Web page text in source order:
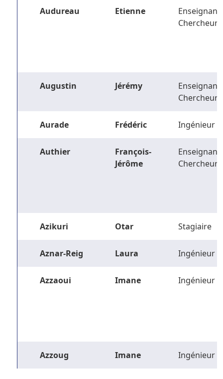
Audureau Etienne
Enseignant-
Chercheur
Augustin Jérémy
Enseignant-
Chercheur
Aurade Frédéric Ingénieur
Authier
François-
Jérôme
Enseignant-
Chercheur
Azikuri Otar Stagiaire
Aznar-Reig Laura Ingénieur
Azzaoui Imane Ingénieur
Azzoug Imane Ingénieur